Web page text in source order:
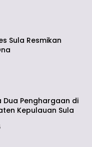
Sula Resmikan
Dua Penghargaan di
Kepulauan Sula